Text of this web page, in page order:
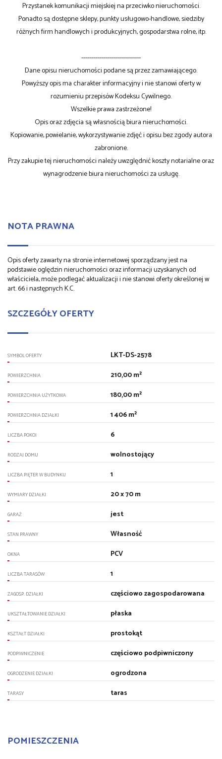
Przystanek komunikacji miejskiej na przeciwko nieruchomości.
Ponadto są dostępne sklepy, punkty usługowo-handlowe, siedziby
różnych firm handlowych i produkcyjnych, gospodarstwa rolne, itp.
------------------------------
Dane opisu nieruchomości podane są przez zamawiającego.
Powyższy opis ma charakter informacyjny i nie stanowi oferty w
rozumieniu przepisów Kodeksu Cywilnego.
Wszelkie prawa zastrzeżone!
Opis oraz zdjęcia są własnością biura nieruchomości.
Kopiowanie, powielanie, wykorzystywanie zdjęć i opisu bez zgody autora
zabronione.
Przy zakupie tej nieruchomości należy uwzględnić koszty notarialne oraz
wynagrodzenie biura nieruchomości za usługę.
NOTA PRAWNA
Opis oferty zawarty na stronie internetowej sporządzany jest na
podstawie oględzin nieruchomości oraz informacji uzyskanych od
właściciela, może podlegać aktualizacji i nie stanowi oferty określonej w
art. 66 i następnych K.C.
SZCZEGÓŁY OFERTY
SYMBOL OFERTY LKT-DS-2578
POWIERZCHNIA 210,00 m²
POWIERZCHNIA UŻYTKOWA 180,00 m²
POWIERZCHNIA DZIAŁKI 1 406 m²
LICZBA POKOI 6
RODZAJ DOMU wolnostojący
LICZBA PIĘTER W BUDYNKU 1
WYMIARY DZIAŁKI 20 x 70 m
GARAŻ jest
STAN PRAWNY Własność
OKNA PCV
LICZBA TARASÓW 1
ZAGOSP. DZIAŁKI częściowo zagospodarowana
UKSZTAŁTOWANIE DZIAŁKI płaska
KSZTAŁT DZIAŁKI prostokąt
PODPIWNICZENIE częściowo podpiwniczony
OGRODZENIE DZIAŁKI ogrodzona
TARASY taras
POMIESZCZENIA